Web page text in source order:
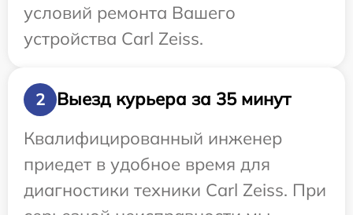
условий ремонта Вашего
устройства Carl Zeiss.
2
Выезд курьера за 35 минут
Квалифицированный инженер
приедет в удобное время для
диагностики техники Carl Zeiss. При